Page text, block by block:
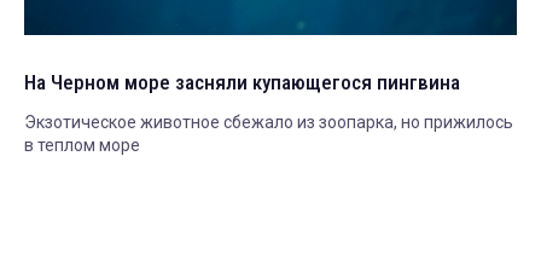
На Черном море засняли купающегося пингвина
Экзотическое животное сбежало из зоопарка, но прижилось
в теплом море